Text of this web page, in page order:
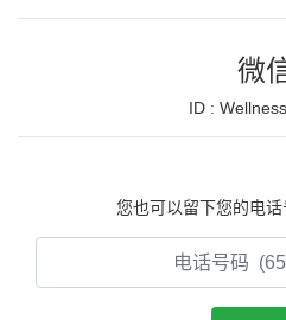
微
ID :
您也可以留下您的电